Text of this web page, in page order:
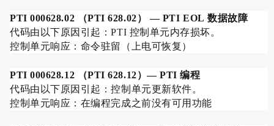
PTI 000628.02 （PTI 628.02） — PTI EOL数据故障
代码由以下原因引起：PTI 控制单元内存损坏。
控制单元响应：命令驻留（上电可恢复）
PTI 000628.12 （PTI 628.12）— PTI编程
代码由以下原因引起：控制单元更新软件。
控制单元响应：在编程完成之前没有可用功能